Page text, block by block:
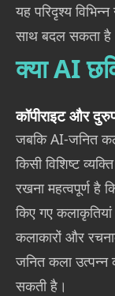
यह परिदृश्य
साथ बदल सकता
क्या AI
कॉपीराइट और
जबकि AI-जनित
किसी विशिष्ट
रखना महत्वपूर्ण है
किए गए कलाकृतियां
कलाकारों और
जनित कला उत्पन्न
सकती है।